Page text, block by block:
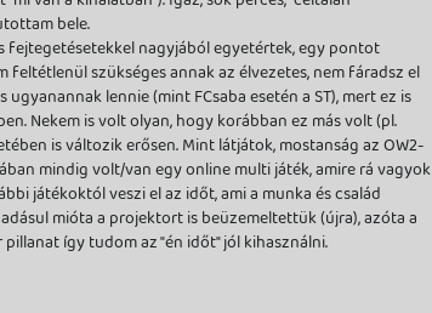
bele.
fejtegetésetekkel nagyjából egyetértek, egy pontot
feltétlenül szükséges annak az élvezetes, nem fáradsz el
lennie (mint FCsaba esetén a ST), mert ez is
Nekem is volt olyan, hogy korábban ez más volt (pl.
is változik erősen. Mint látjátok, mostanság az OW2-
mindig volt/van egy online multi játék, amire rá vagyok
játékoktól veszi el az időt, ami a munka és család
mióta a projektort is beüzemeltettük (újra), azóta a
így tudom az "én időt" jól kihasználni.